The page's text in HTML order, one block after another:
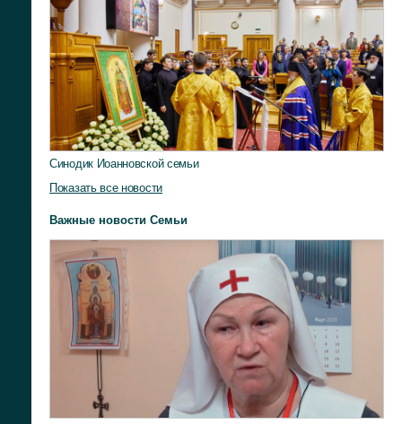
Синодик Иоанновской семьи
Показать все новости
Важные новости Семьи